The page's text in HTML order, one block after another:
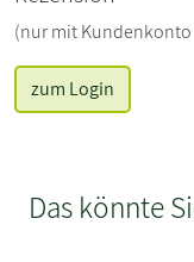
(nur mit
zum Login
Das könnte